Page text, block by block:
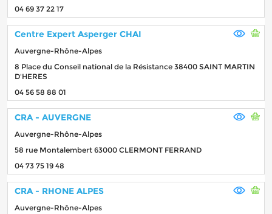
04 69 37 22 17
Centre Expert Asperger CHAI
Auvergne-Rhône-Alpes
8 Place du Conseil national de la Résistance 38400 SAINT MARTIN
D'HERES
04 56 58 88 01
CRA - AUVERGNE
Auvergne-Rhône-Alpes
58 rue Montalembert 63000 CLERMONT FERRAND
04 73 75 19 48
CRA - RHONE ALPES
Auvergne-Rhône-Alpes